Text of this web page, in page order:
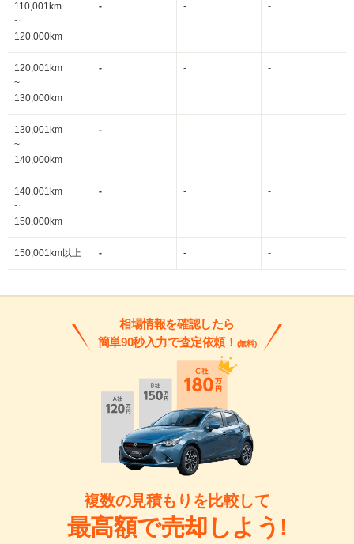
110,001km
~
120,000km
- - -
120,001km
~
130,000km
- - -
130,001km
~
140,000km
- - -
140,001km
~
150,000km
- - -
150,001km以上 - - -
相場情報を確認したら
簡単90秒入力で査定依頼！ (無料)
複数の見積もりを比較して
最高額で売却しよう!